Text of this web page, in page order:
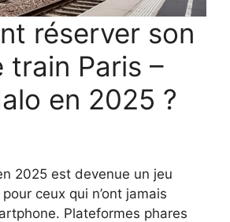
réserver son
train Paris –
en 2025 ?
2025 est devenue un jeu
ceux qui n’ont jamais
Plateformes phares